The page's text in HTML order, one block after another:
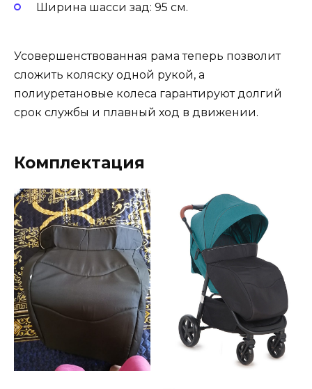
Ширина шасси зад: 95 см.
Усовершенствованная рама теперь позволит
сложить коляску одной рукой, а
полиуретановые колеса гарантируют долгий
срок службы и плавный ход в движении.
Комплектация